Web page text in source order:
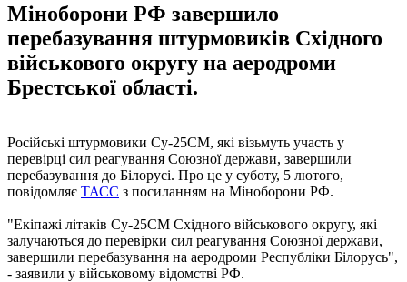
Міноборони РФ завершило
перебазування штурмовиків Східного
військового округу на аеродроми
Брестської області.
Російські штурмовики Су-25СМ, які візьмуть участь у
перевірці сил реагування Союзної держави, завершили
перебазування до Білорусі. Про це у суботу, 5 лютого,
повідомляє ТАСС з посиланням на Міноборони РФ.
"Екіпажі літаків Су-25СМ Східного військового округу, які
залучаються до перевірки сил реагування Союзної держави,
завершили перебазування на аеродроми Республіки Білорусь",
- заявили у військовому відомстві РФ.